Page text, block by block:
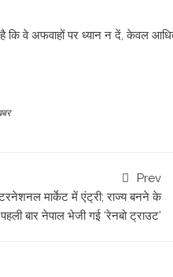
कि वे अफवाहों पर ध्यान न दें, केवल
Prev
मार्केट में एंट्री; राज्य बनने के
बार नेपाल भेजी गई ‘रेनबो ट्राउट’